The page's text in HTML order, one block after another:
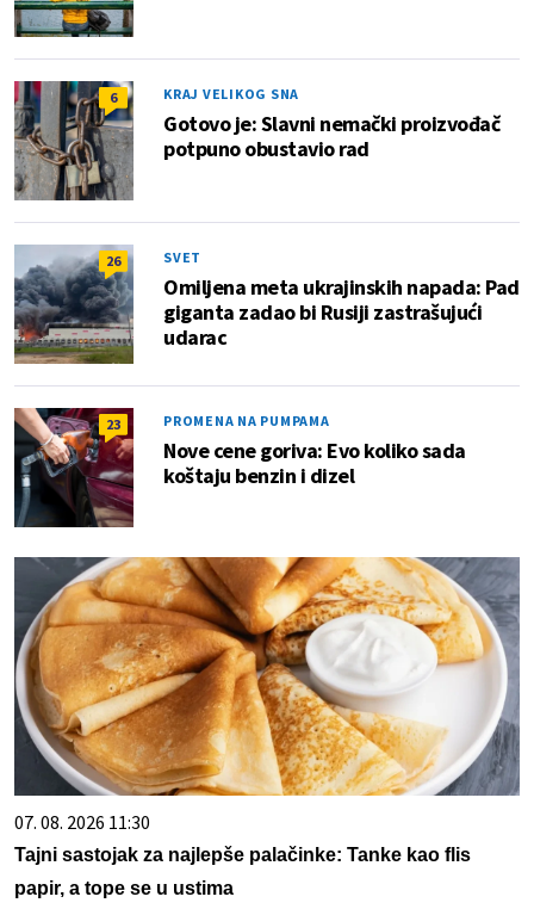
6 KRAJ VELIKOG SNA
Gotovo je: Slavni nemački proizvođač
potpuno obustavio rad
26 SVET
Omiljena meta ukrajinskih napada: Pad
giganta zadao bi Rusiji zastrašujući
udarac
23 PROMENA NA PUMPAMA
Nove cene goriva: Evo koliko sada
koštaju benzin i dizel
07. 08. 2026 11:30
Tajni sastojak za najlepše palačinke: Tanke kao flis
papir, a tope se u ustima